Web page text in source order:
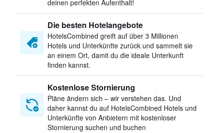
deinen perfekten Aufenthalt!
Die besten Hotelangebote
HotelsCombined greift auf über 3 Millionen
Hotels und Unterkünfte zurück und sammelt sie
an einem Ort, damit du die ideale Unterkunft
finden kannst.
Kostenlose Stornierung
Pläne ändern sich – wir verstehen das. Und
daher kannst du auf HotelsCombined Hotels und
Unterkünfte von Anbietern mit kostenloser
Stornierung suchen und buchen